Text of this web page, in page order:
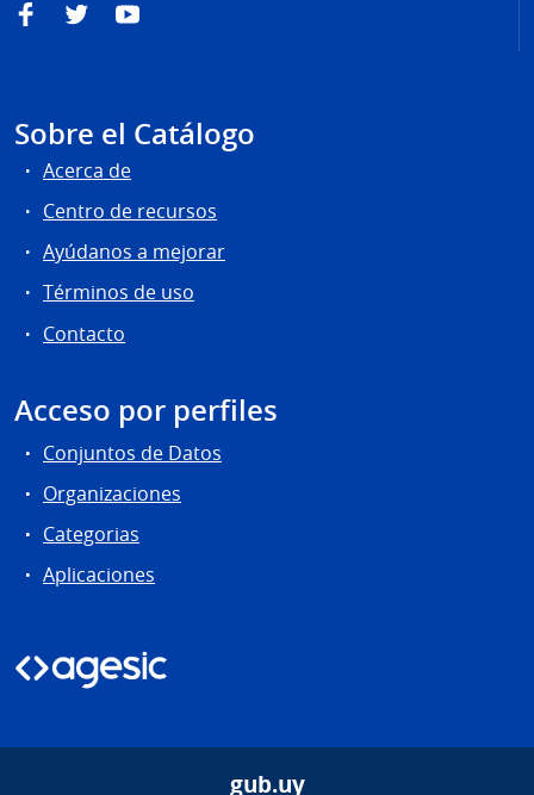
FacebookTwitterYouTube
Sobre el Catálogo
Acerca de
Centro de recursos
Ayúdanos a mejorar
Términos de uso
Contacto
Acceso por perfiles
Conjuntos de Datos
Organizaciones
Categorias
Aplicaciones
gub.uy